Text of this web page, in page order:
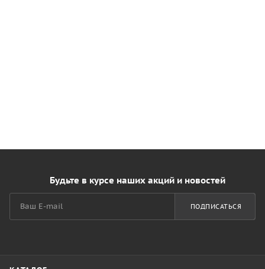
Будьте в курсе наших акций и новостей
ПОДПИСАТЬСЯ